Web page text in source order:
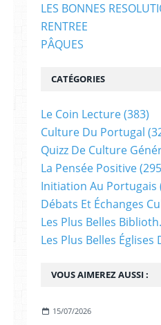
VOUS AIMEREZ AUSSI :
15/07/2026
LES BONNES
RENTREE
PÂQUES
CATÉGORIES
Le Coin Lecture(383)
Culture Du Portugal
Quizz De Culture
La Pensée Positive
Initiation Au Portugais
Débats Et Échanges
Les Plus Belles
Les Plus Belles Églises